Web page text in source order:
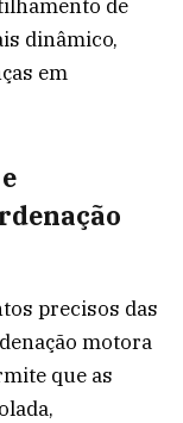
de
dinâmico,
em
precisos das
motora
que as